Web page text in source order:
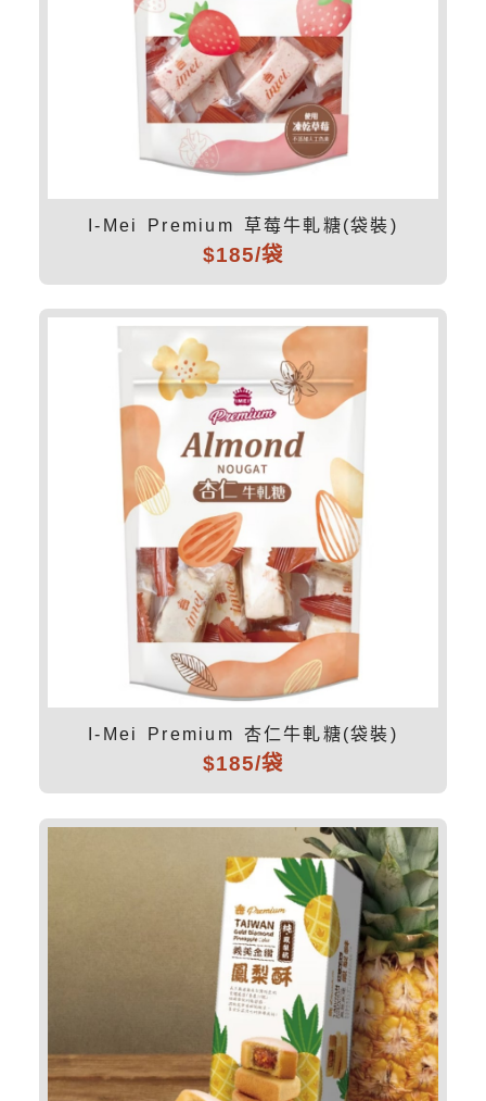
I-Mei Premium 草莓牛軋糖(袋裝)
$185/袋
I-Mei Premium 杏仁牛軋糖(袋裝)
$185/袋